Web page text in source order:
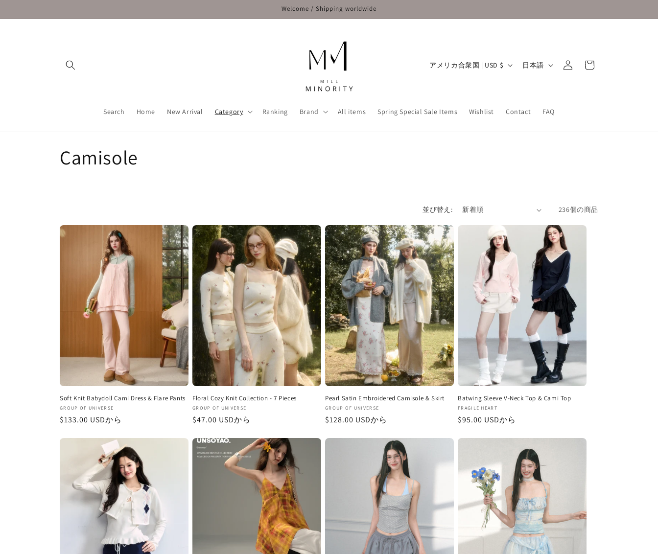
進む
Welcome / Shipping worldwide
Search Home New Arrival Category Ranking Brand All items Spring Special Sale Items Wishlist Contact FAQ
国
域
アメリカ合衆国 | USD $
言
日本語
グ
イ
ー
コ
シ
ン
Camisole
並び替え: 236個の商品
Soft Knit Babydoll Cami Dress & Flare Pants
販
売
GROUP OF UNIVERSE
通
価
$133.00 USDから
Floral Cozy Knit Collection - 7 Pieces
販
売
GROUP OF UNIVERSE
通
価
格
$47.00 USDから
Pearl Satin Embroidered Camisole & Skirt
販
売
GROUP OF UNIVERSE
通
価
$128.00 USDから
Batwing Sleeve V-Neck Top & Cami Top
販
売
FRAGILE HEART
通
価
$95.00 USDから